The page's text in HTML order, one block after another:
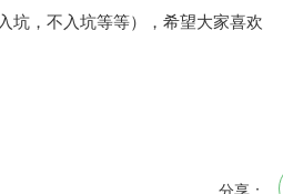
坑，不入坑等等），希望大家喜欢
分享：